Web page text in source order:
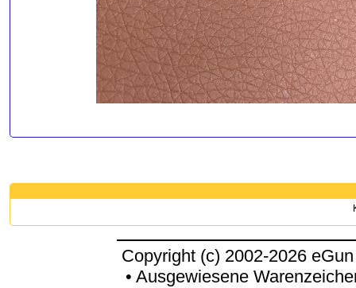
Copyright (c) 2002-2026
• Ausgewiesene